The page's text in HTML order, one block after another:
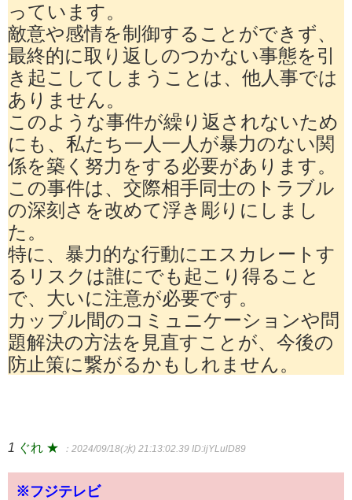
っています。
敵意や感情を制御することができず、
最終的に取り返しのつかない事態を引
き起こしてしまうことは、他人事では
ありません。
このような事件が繰り返されないため
にも、私たち一人一人が暴力のない関
係を築く努力をする必要があります。
この事件は、交際相手同士のトラブル
の深刻さを改めて浮き彫りにしまし
た。
特に、暴力的な行動にエスカレートす
るリスクは誰にでも起こり得ること
で、大いに注意が必要です。
カップル間のコミュニケーションや問
題解決の方法を見直すことが、今後の
防止策に繋がるかもしれません。
1 ぐれ ★ ：2024/09/18(水) 21:13:02.39 ID:ijYLulD89
※フジテレビ